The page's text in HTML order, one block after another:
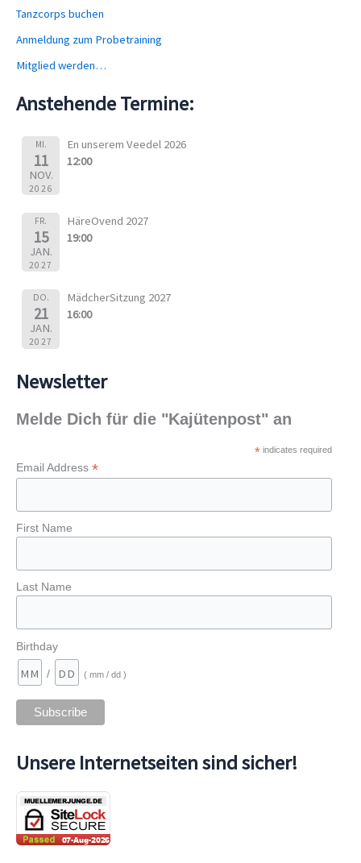
Tanzcorps buchen
Anmeldung zum Probetraining
Mitglied werden…
Anstehende Termine:
MI.
11
NOV.
2026
En unserem Veedel 2026
12:00
FR.
15
JAN.
2027
HäreOvend 2027
19:00
DO.
21
JAN.
2027
MädcherSitzung 2027
16:00
Newsletter
Melde Dich für die "Kajütenpost" an
*indicates required
Email Address *
First Name
Last Name
Birthday
/ ( mm / dd )
Unsere Internetseiten sind sicher!